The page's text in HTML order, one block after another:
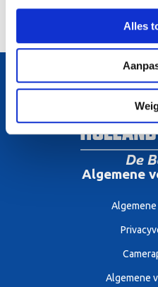
Alles
Algemene
Algemene